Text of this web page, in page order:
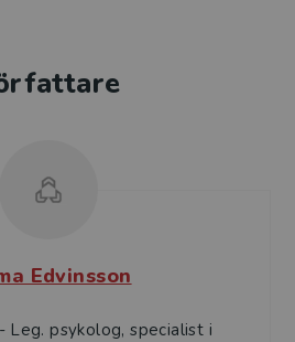
Edvinsson
Leg. psykolog, specialist i